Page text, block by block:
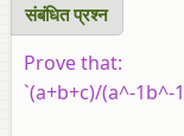
संबंधित प्रश्न
Prove that:
`(a+b+c)/(a^-1b^-